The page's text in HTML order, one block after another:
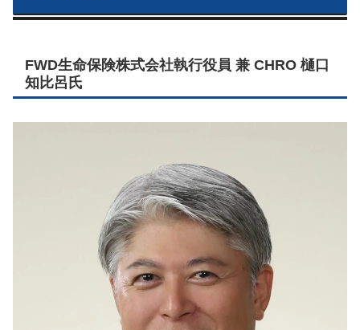
FWD生命保険株式会社執行役員 兼 CHRO 樋口
知比呂氏